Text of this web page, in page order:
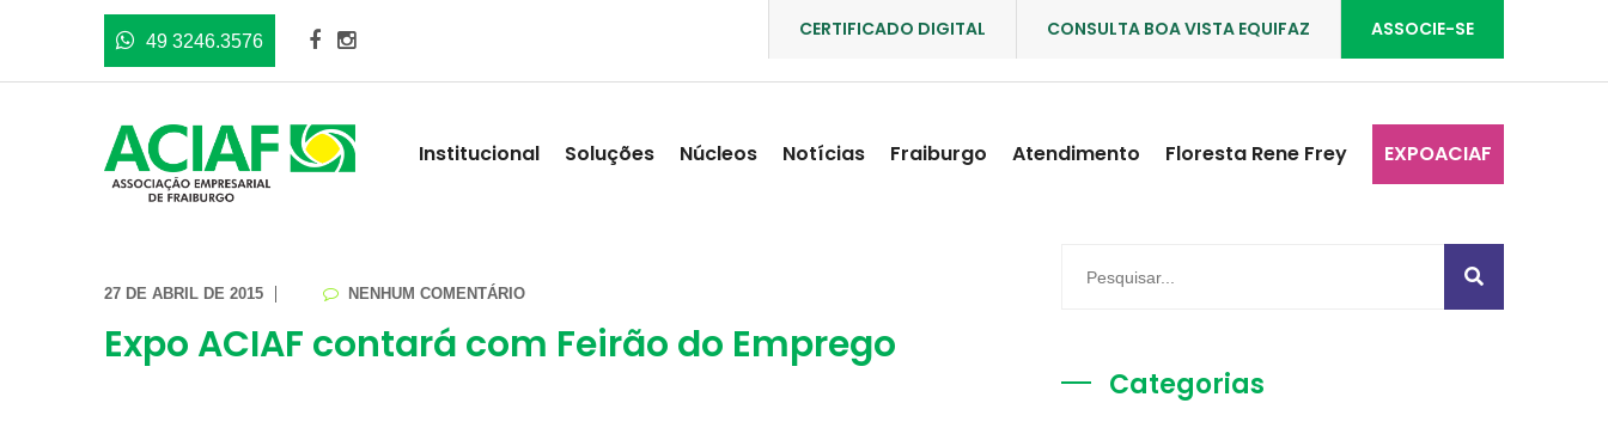
49 3246.3576
ASSOCIE-SE
CONSULTA BOA VISTA EQUIFAZ
CERTIFICADO DIGITAL
Institucional Soluções Núcleos Notícias Fraiburgo Atendimento Floresta Rene Frey EXPOACIAF
27 DE ABRIL DE 2015 NENHUM COMENTÁRIO
Expo ACIAF contará com Feirão do Emprego
Categorias